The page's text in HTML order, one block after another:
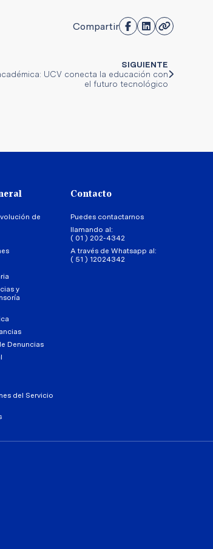
Compartir
SIGUIENTE
UCV conecta la educación con
el futuro tecnológico
de
y
Denuncias
del Servicio
Contacto
Puedes contactarnos
llamando al:
( 01 ) 202-4342
A través de Whatsapp al:
( 51 ) 12024342